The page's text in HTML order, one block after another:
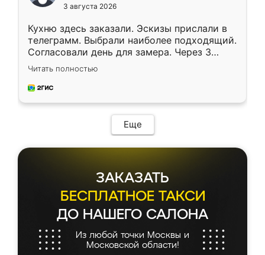
3 августа 2026
Кухню здесь заказали. Эскизы прислали в
телеграмм. Выбрали наиболее подходящий.
Согласовали день для замера. Через 3
недели кухня была уже готова. Остались
довольны работой. Спасибо Ренессанс
мебель за качественную работу!
Читать полностью
Еще
ЗАКАЗАТЬ
БЕСПЛАТНОЕ ТАКСИ
ДО НАШЕГО САЛОНА
Из любой точки Москвы и
Московской области!